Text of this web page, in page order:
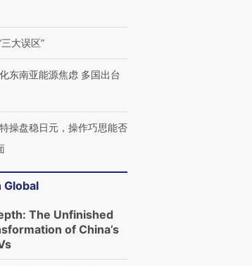
大误区”
东南亚能源焦虑 多国出台
操盘稳日元，操作巧思能否
Global
The Unfinished
of China’s